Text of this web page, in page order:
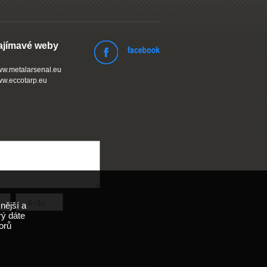
weby
a
dáte